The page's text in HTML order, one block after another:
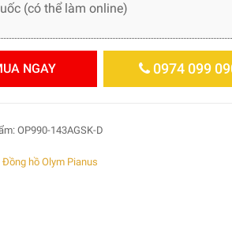
(có thể làm online)
NGAY 0974 099
OP990-143AGSK-D
Đồng hồ Olym Pianus